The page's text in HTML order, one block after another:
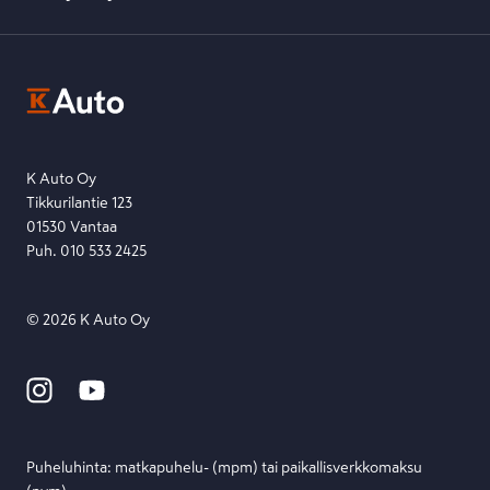
K-Ryhmän evästekäytännöt
Etsi toimipiste
K Auto Oy
Tikkurilantie 123
01530 Vantaa
Puh. 010 533 2425
© 2026 K Auto Oy
Puheluhinta: matka­puhelu- (mpm) tai paikallis­verkko­maksu